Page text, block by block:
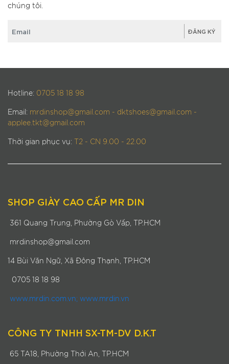
chúng tôi.
Hotline: 0705 18 18 98
Email: mrdinshop@gmail.com - dktshoes@gmail.com -
applee.tkt@gmail.com
Thời gian phục vụ: T2 - CN 9.00 - 22.00
SHOP GIÀY CAO CẤP MR DIN
361 Quang Trung, Phường Gò Vấp, TP.HCM
mrdinshop@gmail.com
14 Bùi Văn Ngữ, Xã Đông Thạnh, TP.HCM
0705 18 18 98
www.mrdin.com.vn; www.mrdin.vn
CÔNG TY TNHH SX-TM-DV D.K.T
65 TA18, Phường Thới An, TP.HCM